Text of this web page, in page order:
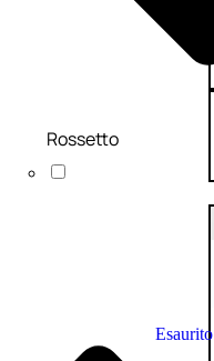
Esaurito
Rossetto